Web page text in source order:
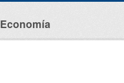
Economía